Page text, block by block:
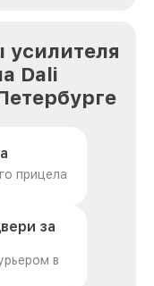
Dali
прицела
за
в